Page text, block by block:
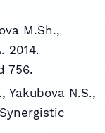
M.Sh.,
2014.
756.
Yakubova N.S.,